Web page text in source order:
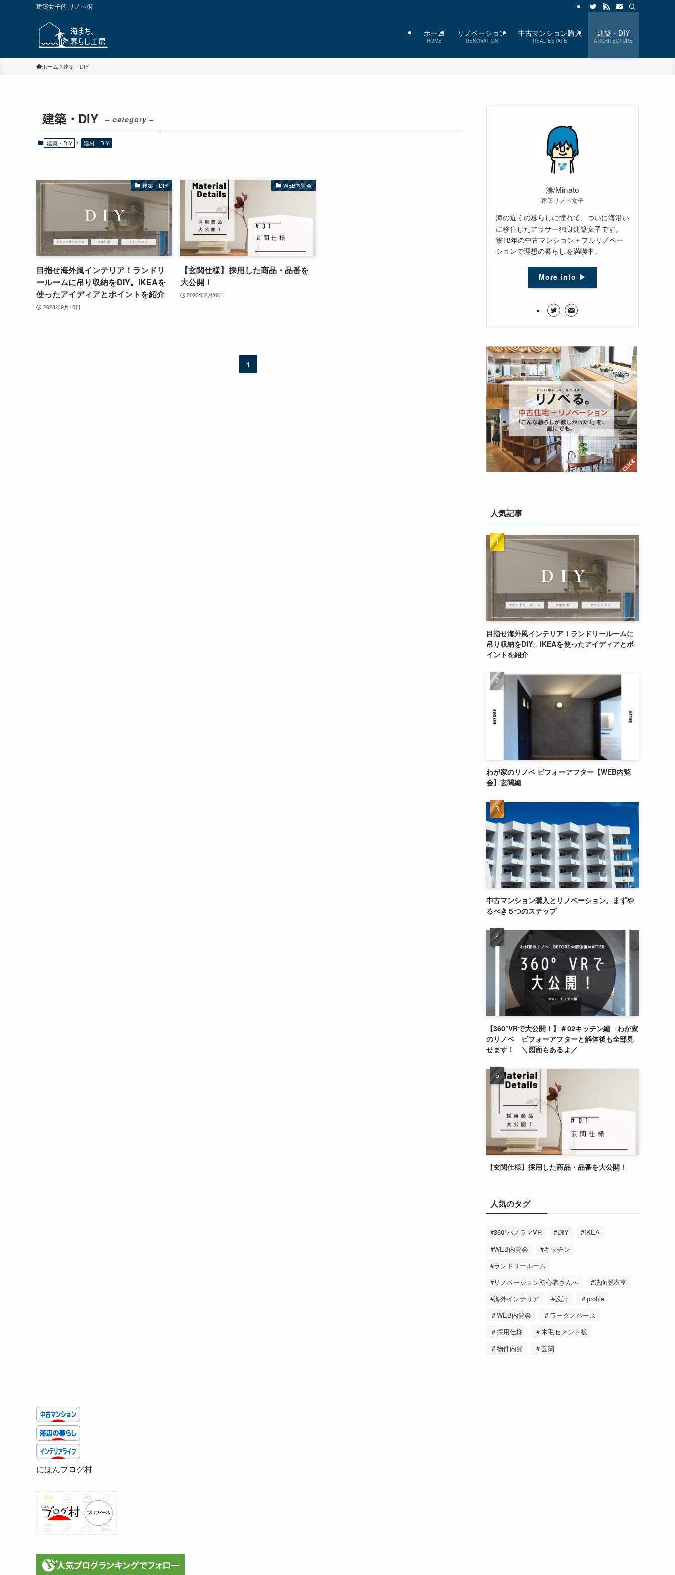
建築女子的 リノベ術
ホーム
HOME
リノベーション
RENOVATION
中古マンション購入
REAL ESTATE
建築・DIY
ARCHITECTURE
ホーム 建築・DIY
建築・DIY – category –
建築・DIY 建材 DIY
建築・DIY
目指せ海外風インテリア！ランドリ
ールームに吊り収納をDIY。IKEAを
使ったアイディアとポイントを紹介
2023年9月10日
WEB内覧会
【玄関仕様】採用した商品・品番を
大公開！
2023年2月28日
1
湊/Minato
建築リノベ女子
海の近くの暮らしに憧れて、ついに海沿い
に移住したアラサー独身建築女子です。
築18年の中古マンション＋フルリノベー
ションで理想の暮らしを満喫中。
More info ▶︎
人気記事
目指せ海外風インテリア！ランドリールームに
吊り収納をDIY。IKEAを使ったアイディアとポ
イントを紹介
わが家のリノベ ビフォーアフター【WEB内覧
会】玄関編
中古マンション購入とリノベーション。まずや
るべき５つのステップ
【360°VRで大公開！】＃02キッチン編 わが家
のリノベ ビフォーアフターと解体後も全部見
せます！ ＼図面もあるよ／
【玄関仕様】採用した商品・品番を大公開！
人気のタグ
#360°パノラマVR #DIY
#IKEA
#WEB内覧会
#キッチン
#ランドリールーム
#リノベーション初心者さんへ
#洗面脱衣室
#海外インテリア
#設計
＃profile
＃WEB内覧会
＃ワークスペース
＃採用仕様
＃木毛セメント板
＃物件内覧
＃玄関
にほんブログ村